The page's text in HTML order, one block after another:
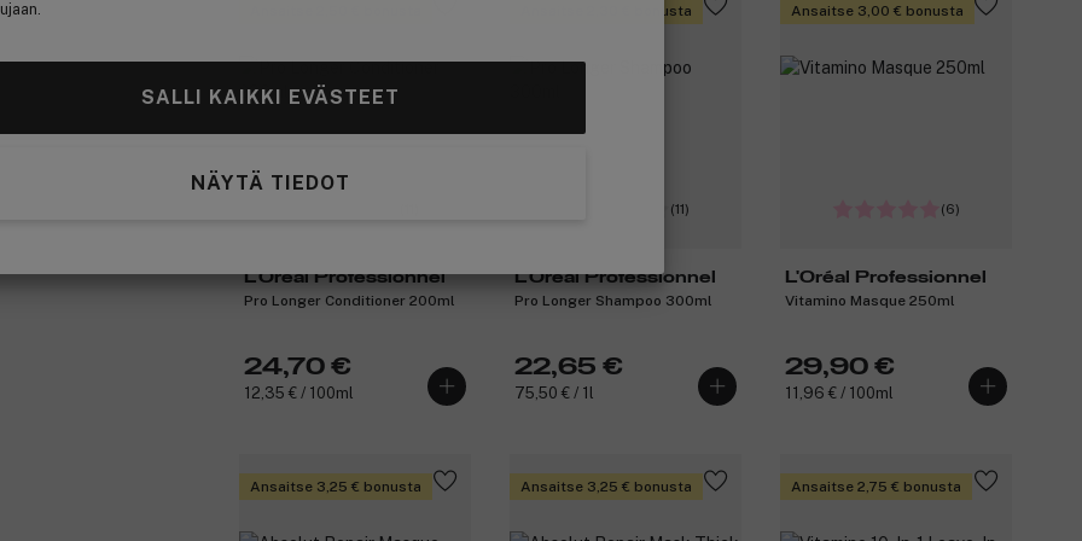
SALLI KAIKKI EVÄSTEET
NÄYTÄ TIEDOT
L'Oréal Professionnel
Pro Longer Conditioner 200ml
24,70 €
12,35 € / 100ml
Ansaitse 2,30 € bonusta
(11)
L'Oréal Professionnel
Pro Longer Shampoo 300ml
22,65 €
75,50 € / 1l
Ansaitse 3,00 € bonusta
(6)
L'Oréal Professionnel
Vitamino Masque 250ml
29,90 €
11,96 € / 100ml
Ansaitse 3,25 € bonusta Ansaitse 3,25 € bonusta Ansaitse 2,75 € bonusta